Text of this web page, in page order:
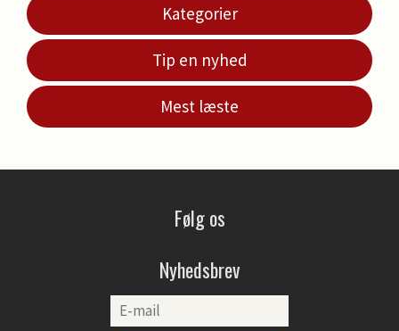
Kategorier
Tip en nyhed
Mest læste
Følg os
Nyhedsbrev